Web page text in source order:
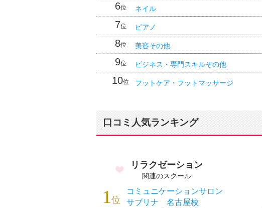
6位 ネイル
7位 ピアノ
8位 美容その他
9位 ビジネス・専門スキルその他
10位 フットケア・フットマッサージ
口コミ人気ランキング
リラクゼーション
関連のスクール
1位
コミュニケーションサロン
サブリナ 名古屋校